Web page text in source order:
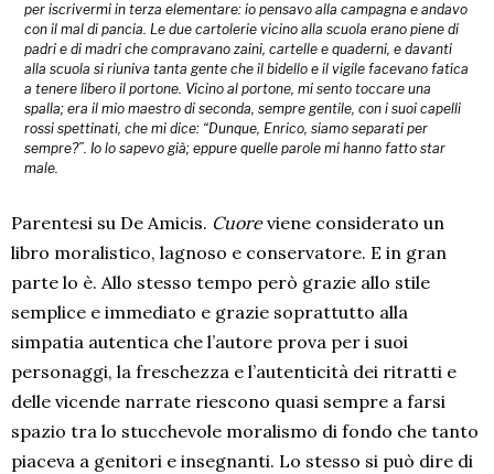
per iscrivermi in terza elementare: io pensavo alla campagna e andavo
con il mal di pancia. Le due cartolerie vicino alla scuola erano piene di
padri e di madri che compravano zaini, cartelle e quaderni, e davanti
alla scuola si riuniva tanta gente che il bidello e il vigile facevano fatica
a tenere libero il portone. Vicino al portone, mi sento toccare una
spalla; era il mio maestro di seconda, sempre gentile, con i suoi capelli
rossi spettinati, che mi dice: “Dunque, Enrico, siamo separati per
sempre?”. Io lo sapevo già; eppure quelle parole mi hanno fatto star
male.
Parentesi su De Amicis. Cuoreviene considerato un
libro moralistico, lagnoso e conservatore. E in gran
parte lo è. Allo stesso tempo però grazie allo stile
semplice e immediato e grazie soprattutto alla
simpatia autentica che l’autore prova per i suoi
personaggi, la freschezza e l’autenticità dei ritratti e
delle vicende narrate riescono quasi sempre a farsi
spazio tra lo stucchevole moralismo di fondo che tanto
piaceva a genitori e insegnanti. Lo stesso si può dire di